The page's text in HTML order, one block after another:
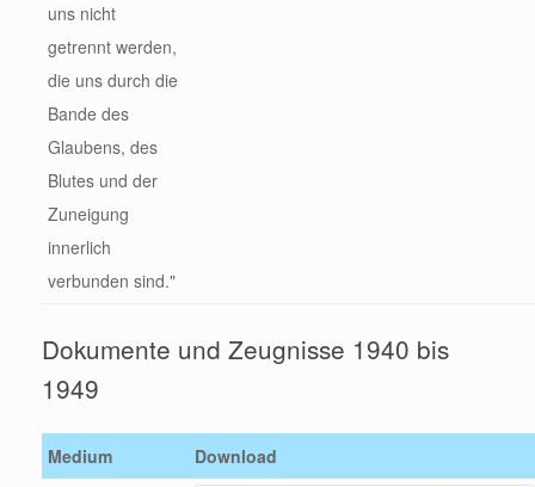
uns nicht
getrennt werden,
die uns durch die
Bande des
Glaubens, des
Blutes und der
Zuneigung
innerlich
verbunden sind."
Dokumente und Zeugnisse 1940 bis
1949
Medium
Download